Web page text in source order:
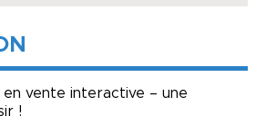
vente interactive – une
!